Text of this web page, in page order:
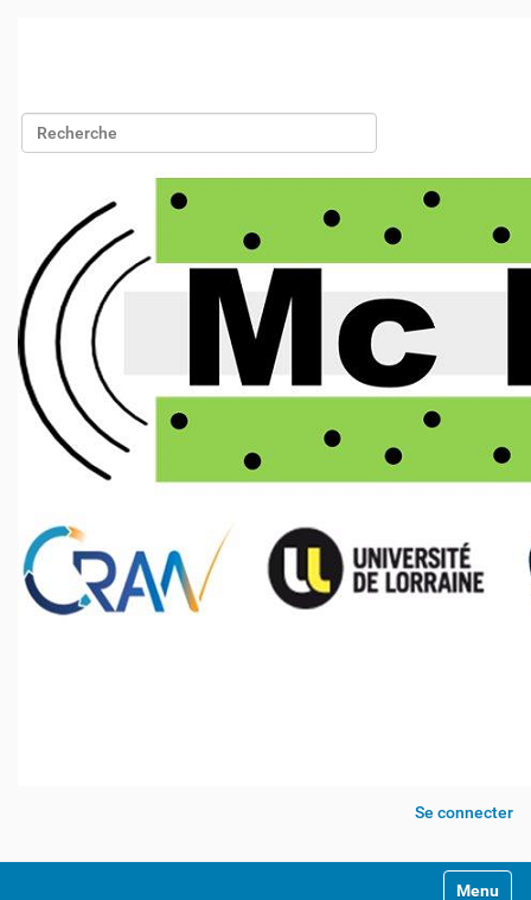
Chercher par
Se connecter
Activer/